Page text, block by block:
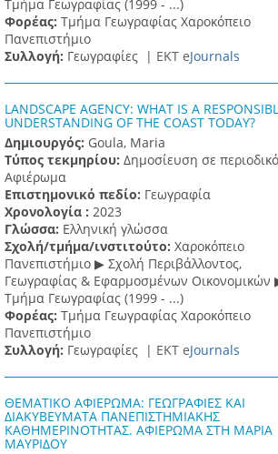
Τμήμα Γεωγραφίας (1999 - ...)
Φορέας: Τμήμα Γεωγραφίας Χαροκόπειο
Πανεπιστήμιο
Συλλογή: Γεωγραφίες | ΕΚΤ eJournals
LANDSCAPE AGENCY: WHAT IS A
UNDERSTANDING OF THE COAST TODAY?
Δημιουργός: Goula, Maria
Τύπος τεκμηρίου: Δημοσίευση σε
Αφιέρωμα
Επιστημονικό πεδίο: Γεωγραφία
Χρονολογία : 2023
Γλώσσα: Ελληνική γλώσσα
Σχολή/τμήμα/ινστιτούτο: Χαροκόπειο
Πανεπιστήμιο ▶ Σχολή Περιβάλλοντος,
Γεωγραφίας & Εφαρμοσμένων Οικονομικών
Τμήμα Γεωγραφίας (1999 - ...)
Φορέας: Τμήμα Γεωγραφίας Χαροκόπειο
Πανεπιστήμιο
Συλλογή: Γεωγραφίες | ΕΚΤ eJournals
ΘΕΜΑΤΙΚΟ ΑΦΙΕΡΩΜΑ: ΓΕΩΓΡΑΦΙΕΣ ΚΑΙ
ΔΙΑΚΥΒΕΥΜΑΤΑ ΠΑΝΕΠΙΣΤΗΜΙΑΚΗΣ
ΚΑΘΗΜΕΡΙΝΟΤΗΤΑΣ. ΑΦΙΕΡΩΜΑ ΣΤΗ ΜΑΡΙΑ
ΜΑΥΡΙΔΟΥ